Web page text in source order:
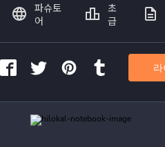
파슈토
어
초
급